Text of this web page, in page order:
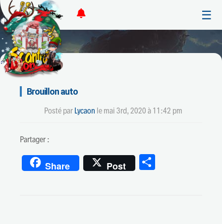
☰
Brouillon auto
Posté par Lycaon le mai 3rd, 2020 à 11:42 pm
Partager :
Share Post